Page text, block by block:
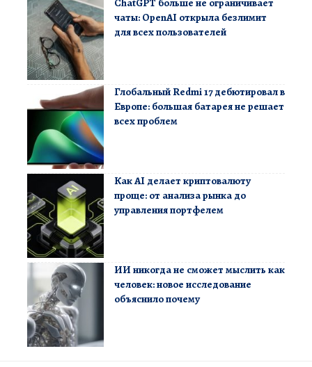
ChatGPT больше не ограничивает
чаты: OpenAI открыла безлимит
для всех пользователей
Глобальный Redmi 17 дебютировал в
Европе: большая батарея не решает
всех проблем
Как AI делает криптовалюту
проще: от анализа рынка до
управления портфелем
ИИ никогда не сможет мыслить как
человек: новое исследование
объяснило почему